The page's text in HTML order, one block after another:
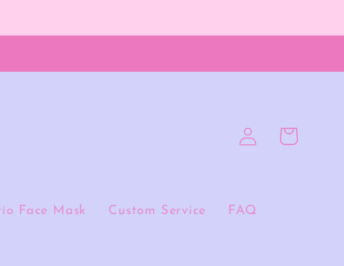
Face Mask Custom Service FAQ
ConnexionPanier